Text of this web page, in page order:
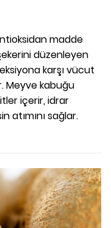
madde
düzenleyen
karşı vücut
Meyve kabuğu
içerir, idrar
atımını sağlar.